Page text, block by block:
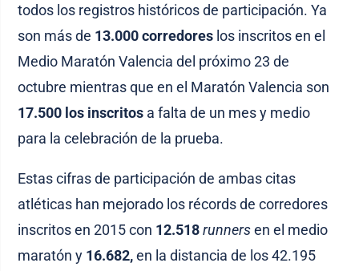
todos los registros históricos de participación. Ya
son más de 13.000 corredores los inscritos en el
Medio Maratón Valencia del próximo 23 de
octubre mientras que en el Maratón Valencia son
17.500 los inscritos a falta de un mes y medio
para la celebración de la prueba.
Estas cifras de participación de ambas citas
atléticas han mejorado los récords de corredores
inscritos en 2015 con 12.518 runnersen el medio
maratón y 16.682,en la distancia de los 42.195